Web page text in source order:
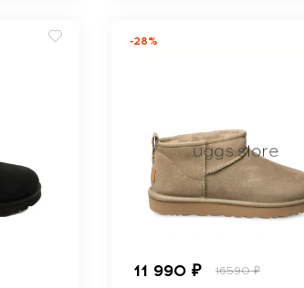
-28%
11 990 ₽ 16590 ₽